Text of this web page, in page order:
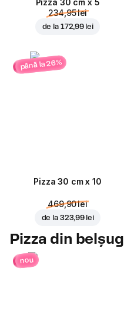
Pizza 30 cm x 5
234,95 lei
de la 172,99 lei
până la 26%
Pizza 30 cm x 10
469,90 lei
de la 323,99 lei
Pizza din belșug
nou